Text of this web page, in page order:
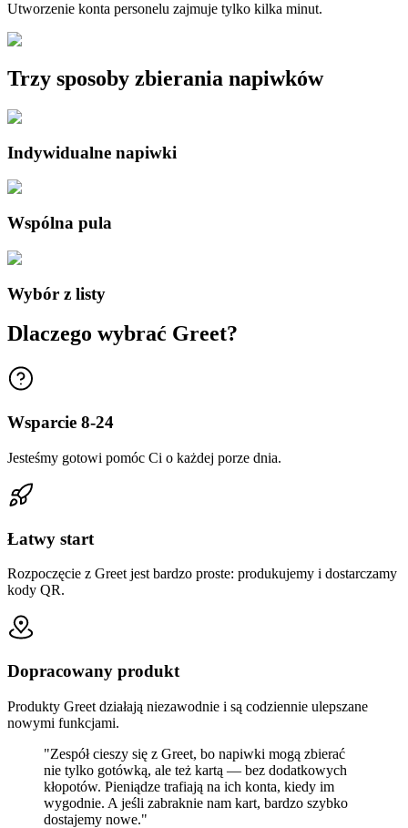
Utworzenie konta personelu zajmuje tylko kilka minut.
Trzy sposoby zbierania napiwków
Indywidualne napiwki
Wspólna pula
Wybór z listy
Dlaczego wybrać Greet?
Wsparcie 8-24
Jesteśmy gotowi pomóc Ci o każdej porze dnia.
Łatwy start
Rozpoczęcie z Greet jest bardzo proste: produkujemy i dostarczamy
kody QR.
Dopracowany produkt
Produkty Greet działają niezawodnie i są codziennie ulepszane
nowymi funkcjami.
"Zespół cieszy się z Greet, bo napiwki mogą zbierać
nie tylko gotówką, ale też kartą — bez dodatkowych
kłopotów. Pieniądze trafiają na ich konta, kiedy im
wygodnie. A jeśli zabraknie nam kart, bardzo szybko
dostajemy nowe."